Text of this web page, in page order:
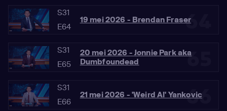
64
S31
E64
19 mei 2026 - Brendan Fraser
65
S31
E65
20 mei 2026 - Jonnie Park aka
Dumbfoundead
66
S31
E66
21 mei 2026 - 'Weird Al' Yankovic